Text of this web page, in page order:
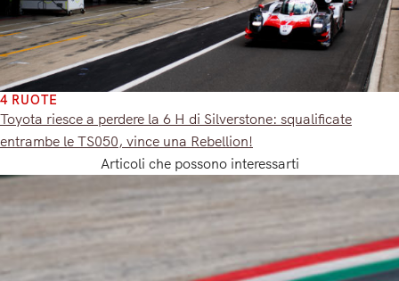
4 RUOTE
Toyota riesce a perdere la 6 H di Silverstone: squalificate
entrambe le TS050, vince una Rebellion!
Articoli che possono interessarti